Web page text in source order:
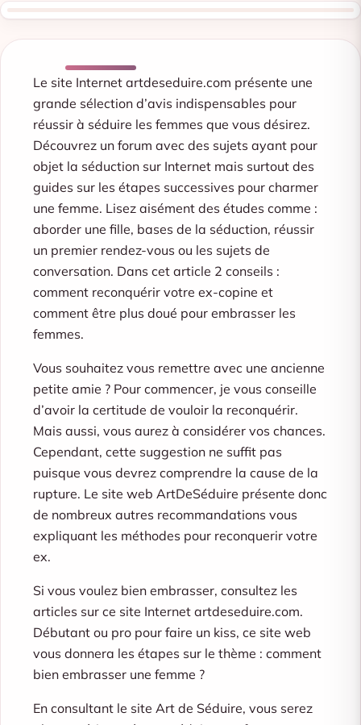
Le site Internet artdeseduire.com présente une
grande sélection d’avis indispensables pour
réussir à séduire les femmes que vous désirez.
Découvrez un forum avec des sujets ayant pour
objet la séduction sur Internet mais surtout des
guides sur les étapes successives pour charmer
une femme. Lisez aisément des études comme :
aborder une fille, bases de la séduction, réussir
un premier rendez-vous ou les sujets de
conversation. Dans cet article 2 conseils :
comment reconquérir votre ex-copine et
comment être plus doué pour embrasser les
femmes.
Vous souhaitez vous remettre avec une ancienne
petite amie ? Pour commencer, je vous conseille
d’avoir la certitude de vouloir la reconquérir.
Mais aussi, vous aurez à considérer vos chances.
Cependant, cette suggestion ne suffit pas
puisque vous devrez comprendre la cause de la
rupture. Le site web ArtDeSéduire présente donc
de nombreux autres recommandations vous
expliquant les méthodes pour reconquerir votre
ex.
Si vous voulez bien embrasser, consultez les
articles sur ce site Internet artdeseduire.com.
Débutant ou pro pour faire un kiss, ce site web
vous donnera les étapes sur le thème : comment
bien embrasser une femme ?
En consultant le site Art de Séduire, vous serez